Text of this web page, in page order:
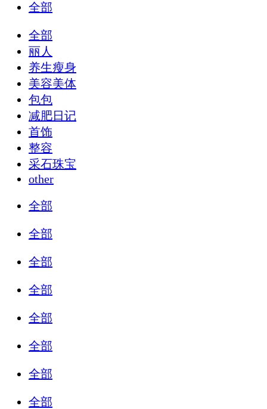
全部
全部
丽人
养生瘦身
美容美体
包包
减肥日记
首饰
整容
采石珠宝
other
全部
全部
全部
全部
全部
全部
全部
全部